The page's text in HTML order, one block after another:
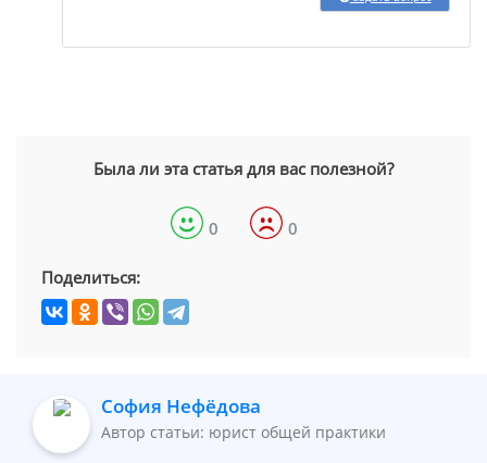
Была ли эта статья для вас полезной?
0 0
Поделиться:
София Нефёдова
Автор статьи: юрист общей практики